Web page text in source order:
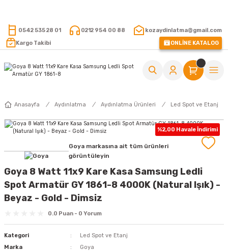
0542 535 28 01 0212 954 00 88
kozaydinlatma@gmail.com
Kargo Takibi
ONLİNE KATALOG
Anasayfa Aydınlatma Aydınlatma Ürünleri Led Spot ve Etanj
%2,00 Havale İndirimi
Goya markasına ait tüm ürünleri
görüntüleyin
Goya 8 Watt 11x9 Kare Kasa Samsung Ledli
Spot Armatür GY 1861-8 4000K (Natural Işık) -
Beyaz - Gold - Dimsiz
0.0 Puan - 0 Yorum
Kategori
Led Spot ve Etanj
Marka
Goya